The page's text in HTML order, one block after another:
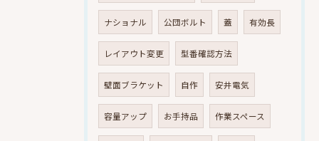
ナショナル 公団ボルト 蓋 有効長
レイアウト変更 型番確認方法
壁面ブラケット 自作 安井電気
容量アップ お手持品 作業スペース